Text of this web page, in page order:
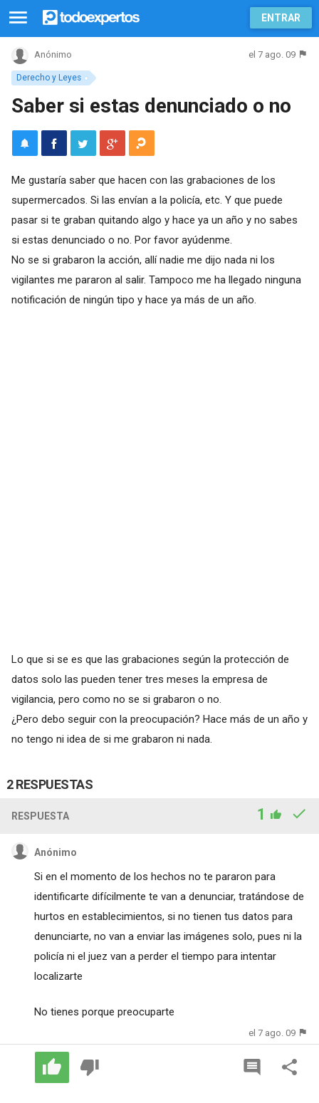
ENTRAR
Derecho y Leyes
Anónimo el 7 ago. 09
Saber si estas denunciado o no
Me gustaría saber que hacen con las grabaciones de los
supermercados. Si las envían a la policía, etc. Y que puede
pasar si te graban quitando algo y hace ya un año y no sabes
si estas denunciado o no. Por favor ayúdenme.
No se si grabaron la acción, allí nadie me dijo nada ni los
vigilantes me pararon al salir. Tampoco me ha llegado ninguna
notificación de ningún tipo y hace ya más de un año.
Lo que si se es que las grabaciones según la protección de
datos solo las pueden tener tres meses la empresa de
vigilancia, pero como no se si grabaron o no.
¿Pero debo seguir con la preocupación? Hace más de un año y
no tengo ni idea de si me grabaron ni nada.
2 RESPUESTAS
RESPUESTA 1
Anónimo
Si en el momento de los hechos no te pararon para
identificarte difícilmente te van a denunciar, tratándose de
hurtos en establecimientos, si no tienen tus datos para
denunciarte, no van a enviar las imágenes solo, pues ni la
policía ni el juez van a perder el tiempo para intentar
localizarte
No tienes porque preocuparte
el 7 ago. 09